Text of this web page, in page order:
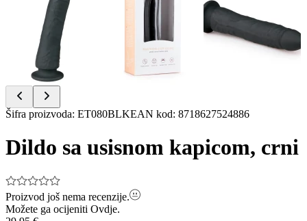
Item
of
Šifra proizvoda: ET080BLKEAN kod: 8718627524886
Dildo sa usisnom kapicom, crni
Proizvod još nema recenzije.
Možete ga ocijeniti Ovdje.